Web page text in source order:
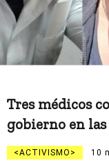
Tres médicos
gobierno en
ACTIVISMO 10